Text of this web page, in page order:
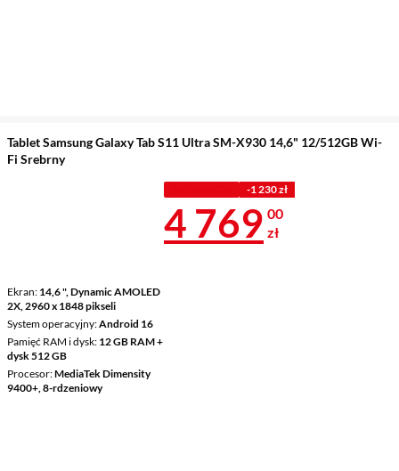
Tablet Samsung Galaxy Tab S11 Ultra SM-X930 14,6" 12/512GB Wi-
Fi Srebrny
Ekran 14,6 ", Dynamic AMOLED
2X, 2960 x 1848 pikseli
System operacyjny Android 16
Pamięć RAM i dysk 12 GB RAM +
dysk 512 GB
Procesor MediaTek Dimensity
9400+, 8-rdzeniowy
-1 230 zł
Cena 4 769 zł
4 769 00
zł